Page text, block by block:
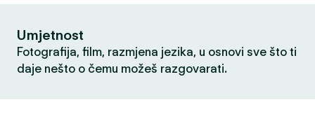
Umjetnost
Fotografija, film, razmjena jezika, u osnovi sve što ti
daje nešto o čemu možeš razgovarati.